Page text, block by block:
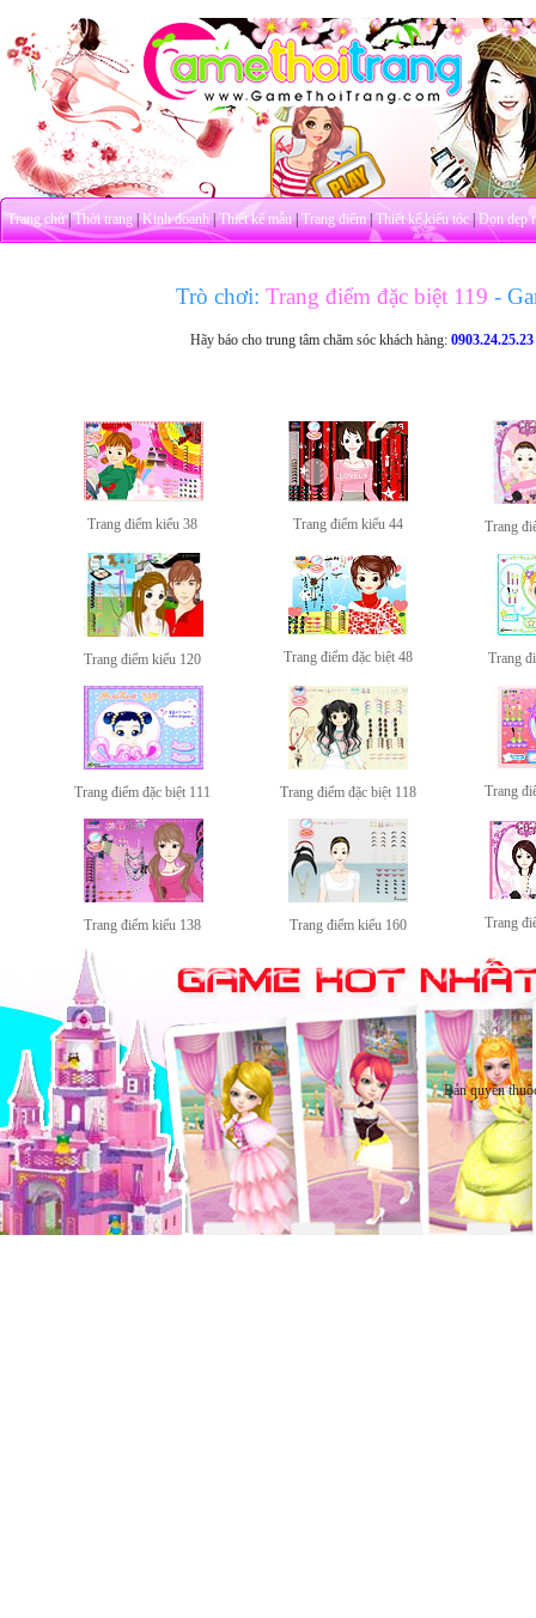
Trang chủ|Thời trang|Kinh doanh|Thiết kế mẫu|Trang điểm|Thiết kế kiểu tóc|Dọn dẹp
Trò chơi: Trang điểm đặc biệt 119 -
Hãy báo cho trung tâm chăm sóc khách hàng:0903.24.25.23
Trang điểm kiểu 38 Trang điểm kiểu 44 Trang
Trang điểm kiểu 120 Trang điểm đặc biệt 48 Trang
Trang điểm đặc biệt 111 Trang điểm đặc biệt 118 Trang
Trang điểm kiểu 138 Trang điểm kiểu 160 Trang
Bản quyền